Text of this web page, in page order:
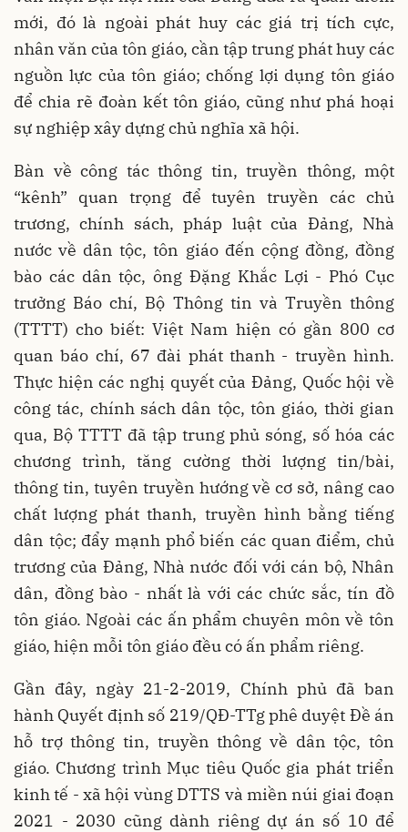
mới, đó là ngoài phát huy các giá trị tích cực,
nhân văn của tôn giáo, cần tập trung phát huy các
nguồn lực của tôn giáo; chống lợi dụng tôn giáo
để chia rẽ đoàn kết tôn giáo, cũng như phá hoại
sự nghiệp xây dựng chủ nghĩa xã hội.
Bàn về công tác thông tin, truyền thông, một
“kênh” quan trọng để tuyên truyền các chủ
trương, chính sách, pháp luật của Ðảng, Nhà
nước về dân tộc, tôn giáo đến cộng đồng, đồng
bào các dân tộc, ông Ðặng Khắc Lợi - Phó Cục
trưởng Báo chí, Bộ Thông tin và Truyền thông
(TTTT) cho biết: Việt Nam hiện có gần 800 cơ
quan báo chí, 67 đài phát thanh - truyền hình.
Thực hiện các nghị quyết của Ðảng, Quốc hội về
công tác, chính sách dân tộc, tôn giáo, thời gian
qua, Bộ TTTT đã tập trung phủ sóng, số hóa các
chương trình, tăng cường thời lượng tin/bài,
thông tin, tuyên truyền hướng về cơ sở, nâng cao
chất lượng phát thanh, truyền hình bằng tiếng
dân tộc; đẩy mạnh phổ biến các quan điểm, chủ
trương của Ðảng, Nhà nước đối với cán bộ, Nhân
dân, đồng bào - nhất là với các chức sắc, tín đồ
tôn giáo. Ngoài các ấn phẩm chuyên môn về tôn
giáo, hiện mỗi tôn giáo đều có ấn phẩm riêng.
Gần đây, ngày 21-2-2019, Chính phủ đã ban
hành Quyết định số 219/QÐ-TTg phê duyệt Ðề án
hỗ trợ thông tin, truyền thông về dân tộc, tôn
giáo. Chương trình Mục tiêu Quốc gia phát triển
kinh tế - xã hội vùng DTTS và miền núi giai đoạn
2021 - 2030 cũng dành riêng dự án số 10 để